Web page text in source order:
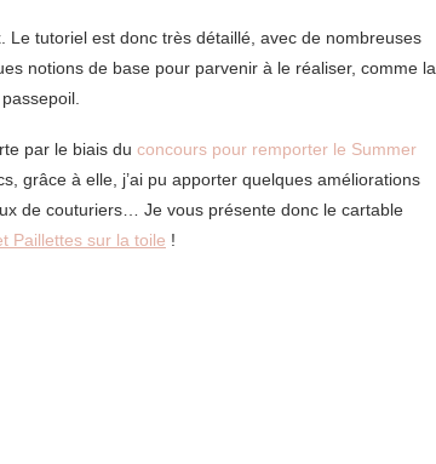
Le tutoriel est donc très détaillé, avec de nombreuses
notions de base pour parvenir à le réaliser, comme la
par le biais duconcours pour remporter le Summer
grâce à elle, j’ai pu apporter quelques améliorations
de couturiers… Je vous présente donc le cartable
Paillettes sur la toile !